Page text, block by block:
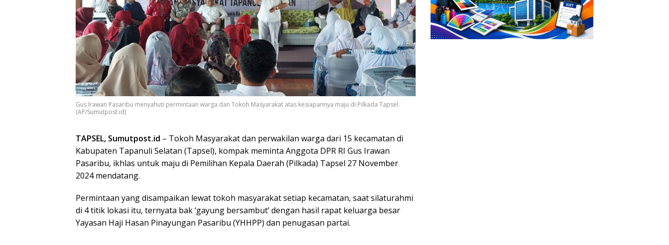
Gus Irawan Pasaribu menyahuti permintaan warga dan Tokoh Masyarakat atas kesiapannya maju di Pilkada Tapsel.
(AP/Sumutpost.id)
TAPSEL, Sumutpost.id – Tokoh Masyarakat dan perwakilan warga dari 15 kecamatan di
Kabupaten Tapanuli Selatan (Tapsel), kompak meminta Anggota DPR RI Gus Irawan
Pasaribu, ikhlas untuk maju di Pemilihan Kepala Daerah (Pilkada) Tapsel 27 November
2024 mendatang.
Permintaan yang disampaikan lewat tokoh masyarakat setiap kecamatan, saat silaturahmi
di 4 titik lokasi itu, ternyata bak ‘gayung bersambut’ dengan hasil rapat keluarga besar
Yayasan Haji Hasan Pinayungan Pasaribu (YHHPP) dan penugasan partai.